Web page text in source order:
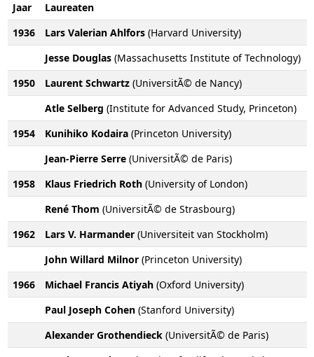
Jaar
Laureaten
1936
Lars Valerian Ahlfors(Harvard University)
Jesse Douglas(Massachusetts Institute of Technology)
1950
Laurent Schwartz(UniversitÃ© de Nancy)
Atle Selberg (Institute for Advanced Study, Princeton)
1954
Kunihiko Kodaira(Princeton University)
Jean-Pierre Serre(UniversitÃ© de Paris)
1958
Klaus Friedrich Roth(University of London)
René Thom (UniversitÃ© de Strasbourg)
1962
Lars V. Harmander(Universiteit van Stockholm)
John Willard Milnor(Princeton University)
1966
Michael Francis Atiyah(Oxford University)
Paul Joseph Cohen(Stanford University)
Alexander Grothendieck(UniversitÃ© de Paris)